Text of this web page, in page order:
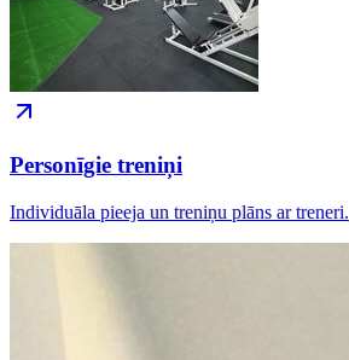
Personīgie treniņi
Individuāla pieeja un treniņu plāns ar treneri.